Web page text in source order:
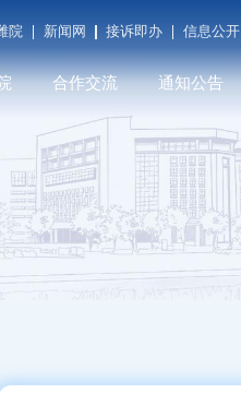
院 新闻网 接诉即办 信息公开
合作交流
合作发展
对外交流
潍院校友
通知公告